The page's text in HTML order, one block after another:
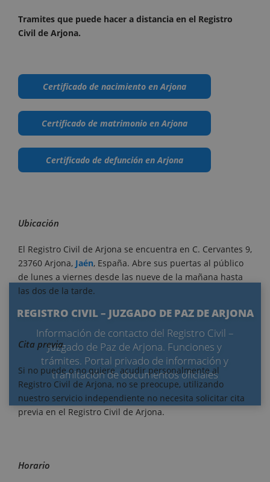
REGISTRO CIVIL – JUZGADO DE PAZ DE ARJONA
Información de contacto del Registro Civil –
Juzgado de Paz de Arjona. Funciones y
trámites. Portal privado de información y
tramitación de documentos oficiales
Tramites que puede hacer a distancia en el Registro
Civil de Arjona.
Certificado de nacimiento en Arjona
Certificado de matrimonio en Arjona
Certificado de defunción en Arjona
Ubicación
El Registro Civil de Arjona se encuentra en C. Cervantes 9,
23760 Arjona, Jaén, España. Abre sus puertas al público
de lunes a viernes desde las nueve de la mañana hasta
las dos de la tarde.
Cita previa
Si no puede o no quiere acudir personalmente al
Registro Civil de Arjona, no se preocupe, utilizando
nuestro servicio independiente no necesita solicitar cita
previa en el Registro Civil de Arjona.
Horario